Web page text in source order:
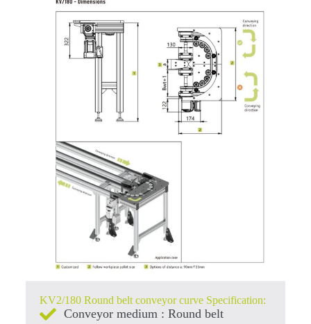
KV2/180 Round belt conveyor curve Specification:
Conveyor medium : Round belt